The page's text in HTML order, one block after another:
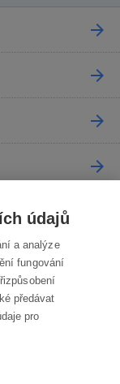
údajů
a analýze
fungování
předávat
pro